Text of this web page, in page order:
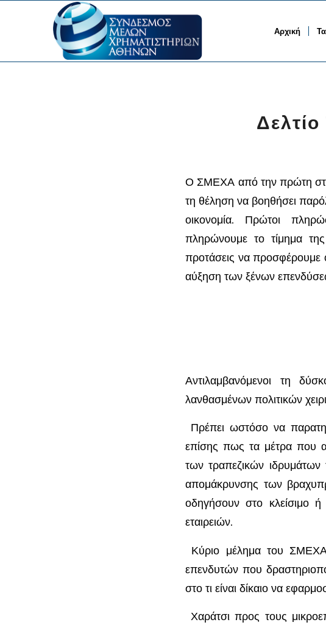
Αρχική
Ο ΣΜΕΧΑ από την πρώτη
τη θέληση να βοηθήσει
οικονομία. Πρώτοι
πληρώνουμε το τίμημα της
προτάσεις να προσφέρουμε
αύξηση των ξένων
Αντιλαμβανόμενοι τη
λανθασμένων πολιτικών
Πρέπει ωστόσο να
επίσης πως τα μέτρα που
των τραπεζικών
απομάκρυνσης των
οδηγήσουν στο κλείσιμο ή
εταιρειών.
Κύριο μέλημα του
επενδυτών που
στο τι είναι δίκαιο να
Χαράτσι προς τους